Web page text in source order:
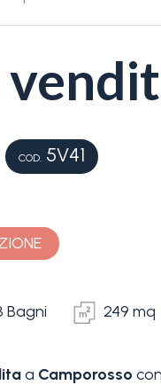
COD.5V41
Bagni 249 mq
a Camporosso